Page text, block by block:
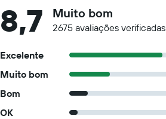
8,7 Muito bom
2675 avaliações verificadas
Excelente
Muito bom
Bom
OK